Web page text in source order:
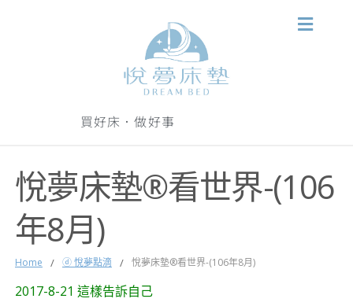
買好床．做好事
悅夢床墊®看世界-(106
年8月)
Home / ⓓ 悅夢點滴 / 悅夢床墊®看世界-(106年8月)
2017-8-21 這樣告訴自己